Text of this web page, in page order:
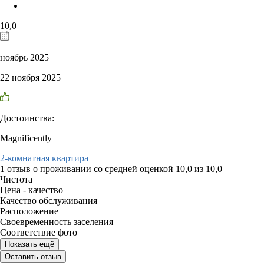
10,0
ноябрь 2025
22 ноября 2025
Достоинства:
Magnificently
2-комнатная квартира
1 отзыв о проживании со средней оценкой 10,0 из 10,0
Чистота
Цена - качество
Качество обслуживания
Расположение
Своевременность заселения
Соответствие фото
Показать ещё
Оставить отзыв